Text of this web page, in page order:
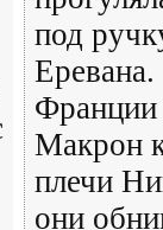
под
Макрон
плечи
они